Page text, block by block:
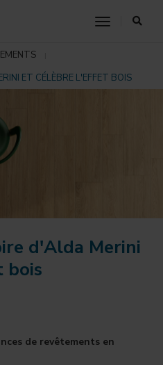
toggle
ET CÉLÈBRE L'EFFET BOIS
d'Alda Merini
bois
de revêtements en